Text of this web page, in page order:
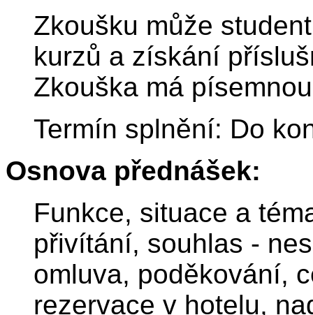
Zkoušku může
kurzů a získání
Zkouška má
Termín splnění: Do
Osnova přednášek:
Funkce, situace a
přivítání, souhlas -
omluva, poděkování,
rezervace v hotelu,